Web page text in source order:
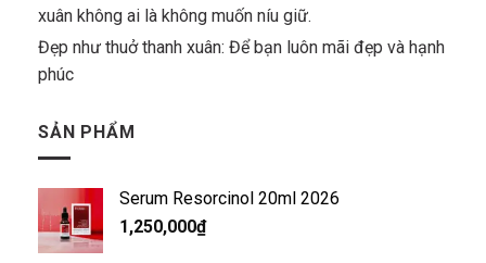
xuân không ai là không muốn níu giữ.
Đẹp như thuở thanh xuân: Để bạn luôn mãi đẹp và hạnh
phúc
SẢN PHẨM
Serum Resorcinol 20ml 2026
1,250,000₫